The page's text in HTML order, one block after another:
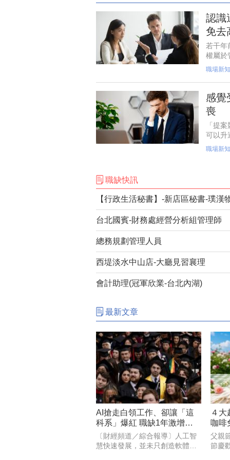
認識
免去
若干年
權屬於
核才可
美元。
職場新知
感覺
喪
「提
可以升
時，都
趕快想
職場新知
職缺快訊
【行政生活秘書】-新店區秘書-璞漢
台北國賓-財務處經營分析組管理師
總務規劃管理人員
西堤淡水中山店-大廳見習襄理
會計助理(冠軍欣業-台北內湖)
最新文章
AI搶走白領工作、卻讓「這
科系」爆紅 職缺1年激增
31％
〔財經頻道／綜合報導〕人工智
慧快速發展，並未只創造軟體與
４大
咖啡
買30
父親
節慶